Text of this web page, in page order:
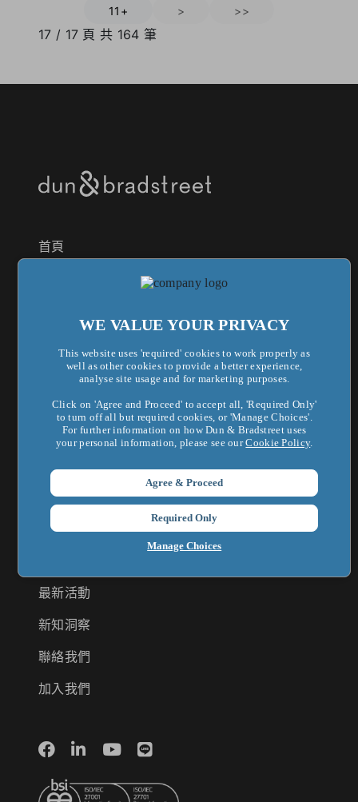
11+ > >>
17 / 17 頁 共 164 筆
首頁
鄧白氏企業認證
供應商風險管理
法遵合規管理
關於鄧白氏
鄧白氏全球集團
最新活動
新知洞察
聯絡我們
加入我們
WE VALUE YOUR PRIVACY
This website uses 'required' cookies to work properly as
well as other cookies to provide a better experience,
analyse site usage and for marketing purposes.
Click on 'Agree and Proceed' to accept all, 'Required Only'
to turn off all but required cookies, or 'Manage Choices'.
For further information on how Dun & Bradstreet uses
your personal information, please see ourCookie Policy.
Manage Choices
Agree & Proceed
Required Only